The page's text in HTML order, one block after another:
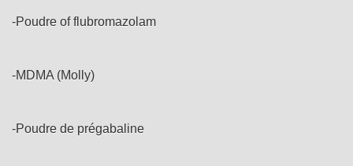
-Poudre of flubromazolam
-MDMA (Molly)
-Poudre de prégabaline